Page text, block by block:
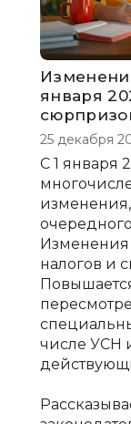
января
25 декабря
С 1 января
Изменения
налогов и
числе УСН